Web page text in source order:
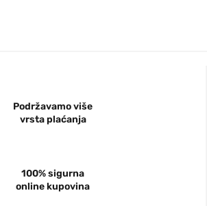
Podržavamo više
vrsta plaćanja
100% sigurna
online kupovina